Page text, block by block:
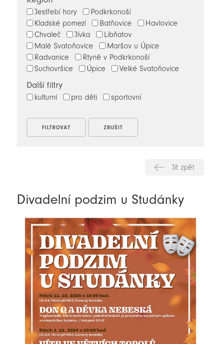
Jestřebí hory
Podkrkonoší
Kladské pomezí
Batňovice
Havlovice
Chvaleč
Jívka
Libňatov
Malé Svatoňovice
Maršov u Úpice
Radvanice
Rtyně v Podkrkonoší
Suchovršice
Úpice Velké Svatoňovice
Další filtry
kulturní pro děti sportovní
Jít zpět
Divadelní podzim u Studánky